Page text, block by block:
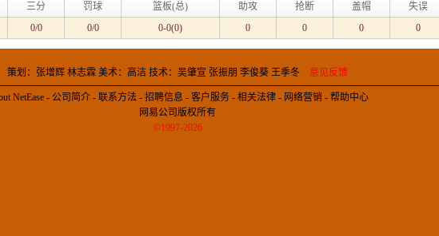
三分 罚球 篮板(总) 助攻 抢断 盖帽 失误
0/0 0/0 0-0(0) 0 0 0 0
策划：张增辉 林志霖 美术：高洁 技术：吴肇宣 张振朋 李俊葵 王季冬 意见反馈
NetEase - 公司简介 - 联系方法 - 招聘信息 - 客户服务 - 相关法律 - 网络营销 - 帮助中心
网易公司版权所有
©1997-2026